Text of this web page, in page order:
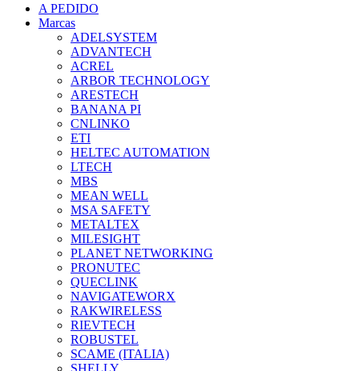
A PEDIDO
Marcas
ADELSYSTEM
ADVANTECH
ACREL
ARBOR TECHNOLOGY
ARESTECH
BANANA PI
CNLINKO
ETI
HELTEC AUTOMATION
LTECH
MBS
MEAN WELL
MSA SAFETY
METALTEX
MILESIGHT
PLANET NETWORKING
PRONUTEC
QUECLINK
NAVIGATEWORX
RAKWIRELESS
RIEVTECH
ROBUSTEL
SCAME (ITALIA)
SHELLY